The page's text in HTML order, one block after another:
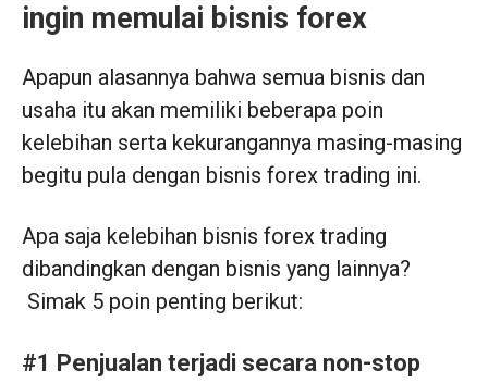
ingin memulai bisnis forex
Apapun alasannya bahwa semua bisnis dan
usaha itu akan memiliki beberapa poin
kelebihan serta kekurangannya masing-masing
begitu pula dengan bisnis forex trading ini.
Apa saja kelebihan bisnis forex trading
dibandingkan dengan bisnis yang lainnya?
Simak 5 poin penting berikut:
#1 Penjualan terjadi secara non-stop